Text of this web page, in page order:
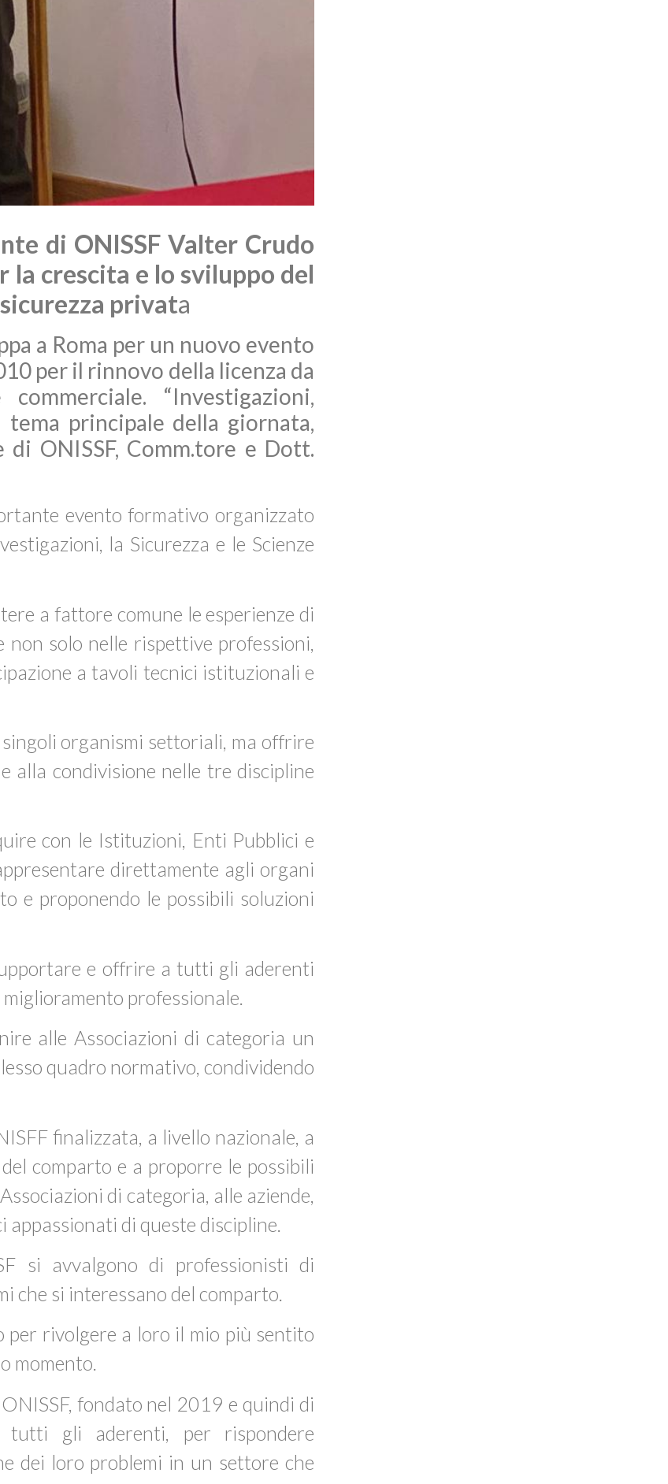
di ONISSF Valter Crudo
la crescita e lo sviluppo del
privata
a Roma per un nuovo evento
per il rinnovo della licenza da
“Investigazioni,
principale della giornata,
ONISSF, Comm.tore e Dott.
evento formativo organizzato
la Sicurezza e le Scienze
a fattore comune le esperienze di
solo nelle rispettive professioni,
a tavoli tecnici istituzionali e
organismi settoriali, ma offrire
alla condivisione nelle tre discipline
con le Istituzioni, Enti Pubblici e
direttamente agli organi
e proponendo le possibili soluzioni
e offrire a tutti gli aderenti
professionale.
alle Associazioni di categoria un
quadro normativo, condividendo
finalizzata, a livello nazionale, a
comparto e a proporre le possibili
di categoria, alle aziende,
di queste discipline.
si avvalgono di professionisti di
che si interessano del comparto.
per rivolgere a loro il mio più sentito
momento.
fondato nel 2019 e quindi di
gli aderenti, per rispondere
dei loro problemi in un settore che